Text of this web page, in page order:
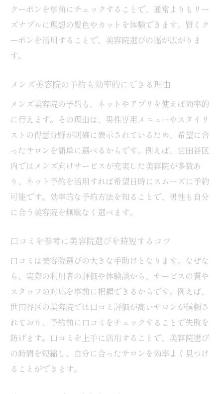
クーポンを事前にチェックすることで、通常よりもリー
ズナブルに理想の髪色やカットを体験できます。賢くク
ーポンを活用することで、美容院選びの幅が広がりま
す。
メンズ美容院の予約も効率的にできる理由
メンズ美容院の予約も、ネットやアプリを使えば効率的
に行えます。その理由は、男性専用メニューやスタイリ
ストの得意分野が明確に表示されているため、希望に合
ったサロンを簡単に選べるからです。例えば、世田谷区
内ではメンズ向けサービスが充実した美容院が多数あ
り、ネット予約を活用すれば希望日時にスムーズに予約
可能です。効率的な予約方法を知ることで、男性も自分
に合う美容院を無駄なく選べます。
口コミを参考に美容院選びを時短するコツ
口コミは美容院選びの大きな手助けとなります。なぜな
ら、実際の利用者の評価や体験談から、サービスの質や
スタッフの対応を事前に把握できるからです。例えば、
世田谷区の美容院では口コミ評価が高いサロンが信頼さ
れており、予約前に口コミをチェックすることで失敗を
防げます。口コミを上手に活用することで、美容院選び
の時間を短縮し、自分に合ったサロンを効率よく見つけ
ることができます。